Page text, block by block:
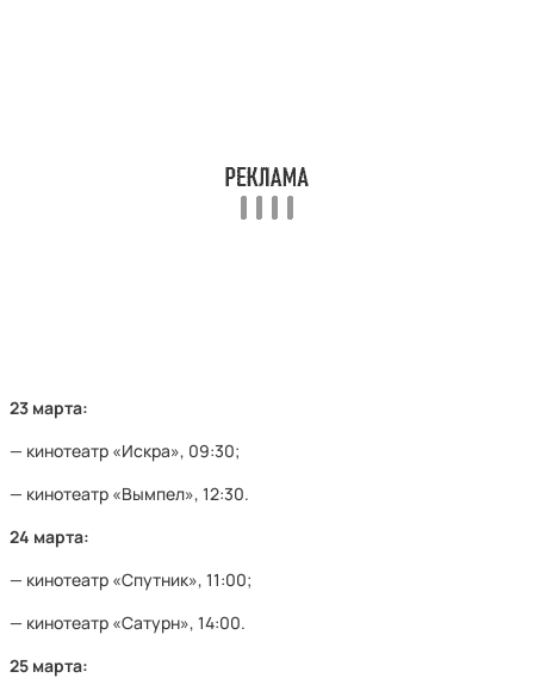
23 марта:
— кинотеатр «Искра», 09:30;
— кинотеатр «Вымпел», 12:30.
24 марта:
— кинотеатр «Спутник», 11:00;
— кинотеатр «Сатурн», 14:00.
25 марта: